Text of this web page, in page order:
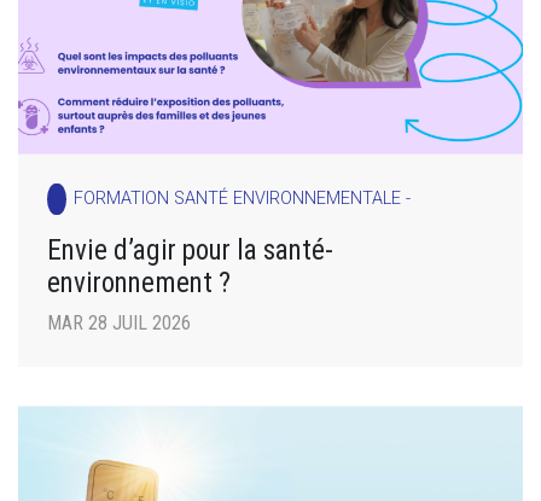
FORMATION SANTÉ ENVIRONNEMENTALE -
Envie d’agir pour la santé-
environnement ?
MAR 28 JUIL 2026